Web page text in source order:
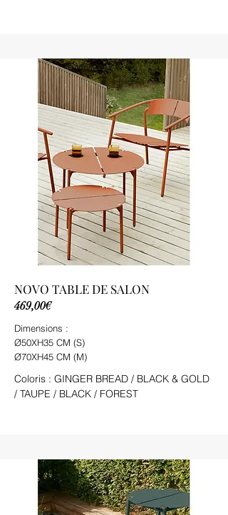
NOVO TABLE DE SALON
469,00€
Dimensions :
Ø50XH35 CM (S)
Ø70XH45 CM (M)
Coloris : GINGER BREAD / BLACK & GOLD
/ TAUPE / BLACK / FOREST